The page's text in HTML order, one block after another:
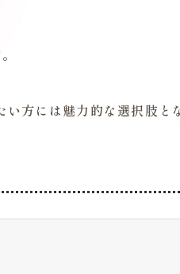
方には魅力的な選択肢と